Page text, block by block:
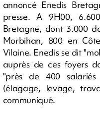
annoncé Enedis
presse. A 9H00,
Bretagne, dont 3.000
Morbihan, 800 en
Vilaine. Enedis se dit
auprès de ces foyers
"près de 400
(élagage, levage,
communiqué.